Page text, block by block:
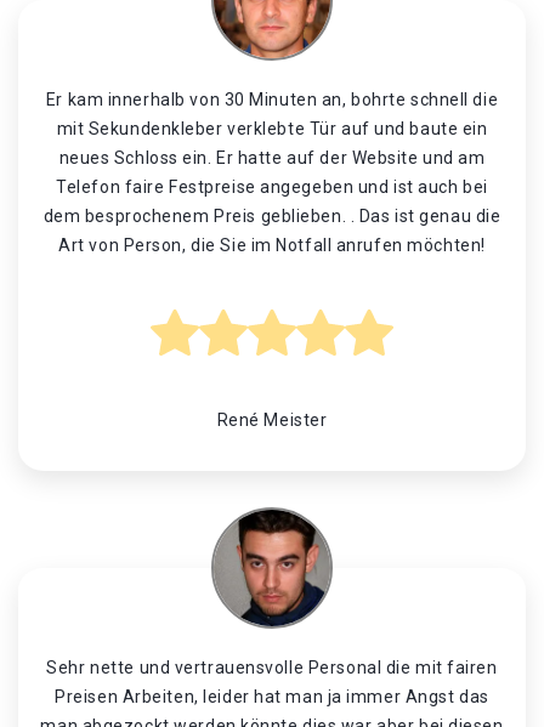
Er kam innerhalb von 30 Minuten an, bohrte schnell die
mit Sekundenkleber verklebte Tür auf und baute ein
neues Schloss ein. Er hatte auf der Website und am
Telefon faire Festpreise angegeben und ist auch bei
dem besprochenem Preis geblieben. . Das ist genau die
Art von Person, die Sie im Notfall anrufen möchten!
René Meister
Sehr nette und vertrauensvolle Personal die mit fairen
Preisen Arbeiten, leider hat man ja immer Angst das